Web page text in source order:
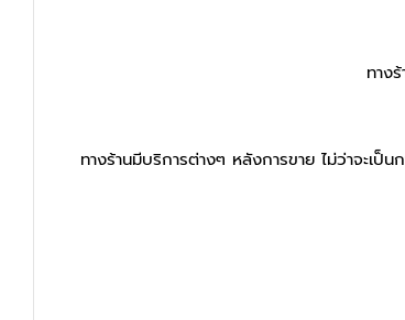
ทาง
ทางร้านมีบริการต่างๆ หลังการขาย ไม่ว่าจะเป็